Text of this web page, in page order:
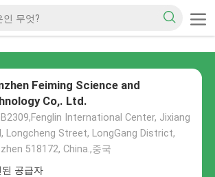
Feiming Science and
Co,. Ltd.
International Center, Jixiang
Longcheng Street, LongGang District,
518172, China.,중국
된 공급자